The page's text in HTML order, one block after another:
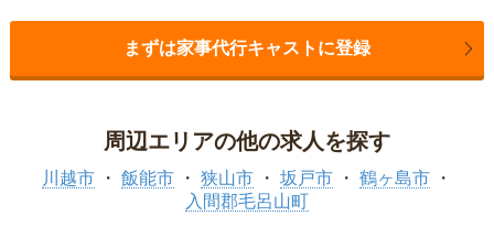
まずは家事代行キャストに登録
周辺エリアの他の求人を探す
川越市 飯能市 狭山市 坂戸市
鶴ヶ島市
入間郡毛呂山町